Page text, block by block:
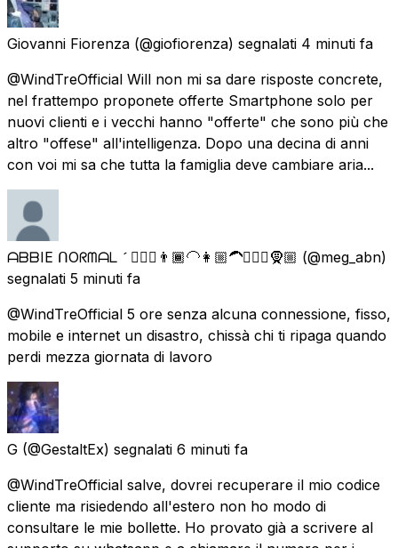
Giovanni Fiorenza (@giofiorenza) segnalati 4 minuti fa
@WindTreOfficial Will non mi sa dare risposte concrete,
nel frattempo proponete offerte Smartphone solo per
nuovi clienti e i vecchi hanno "offerte" che sono più che
altro "offese" all'intelligenza. Dopo una decina di anni
con voi mi sa che tutta la famiglia deve cambiare aria...
ᗩᗷᗷIE ᑎOᖇᗰᗩᒪ  👷🏼‍♀️👨🏾‍🦲👩🏼‍🦱👳🏽‍♂️🧕🏼 (@meg_abn)
segnalati 5 minuti fa
@WindTreOfficial 5 ore senza alcuna connessione, fisso,
mobile e internet un disastro, chissà chi ti ripaga quando
perdi mezza giornata di lavoro
G (@GestaltEx) segnalati 6 minuti fa
@WindTreOfficial salve, dovrei recuperare il mio codice
cliente ma risiedendo all'estero non ho modo di
consultare le mie bollette. Ho provato già a scrivere al